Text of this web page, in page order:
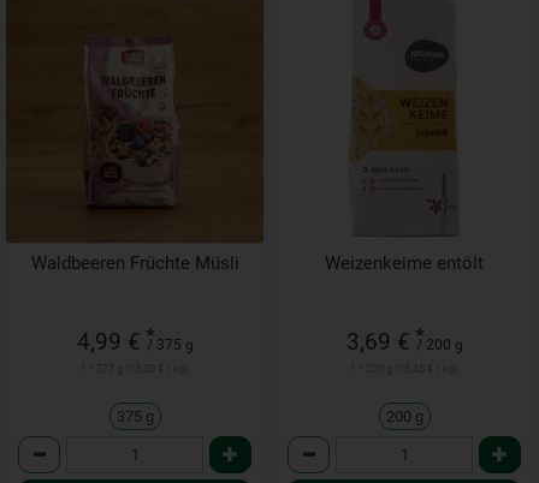
Waldbeeren Früchte Müsli
4,99 € *
/ 375 g
375 g
Anzahl
Weizenkeime entölt
3,69 € *
/ 200 g
200 g
Anzahl